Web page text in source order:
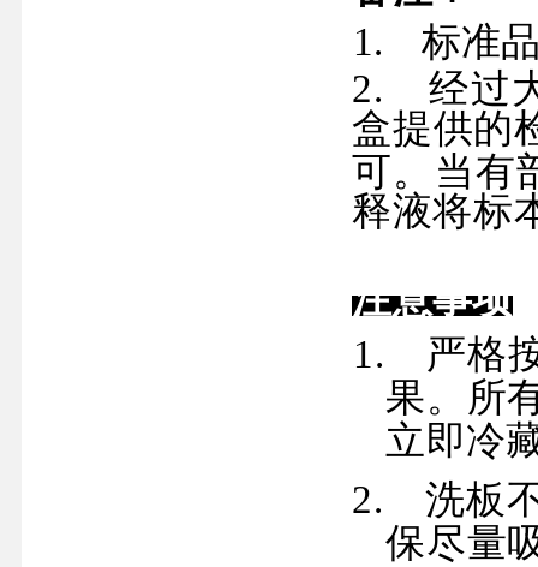
1.标准
2.经过
盒提供的
可。当有
释液将标
注意事项
1. 严格
果。所
立即冷
2.洗板
保尽量